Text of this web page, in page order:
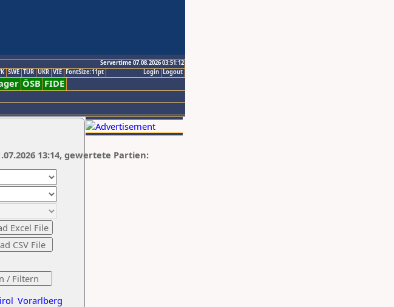
Servertime 07.08.2026 03:51:12
Logout
Login
SWE TUR UKR VIE FontSize:11pt
ÖSB FIDE
Vorarlberg
13:14, gewertete Partien: